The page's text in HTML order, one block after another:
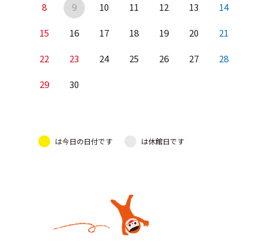
8 9 10 11 12 13 14
15 16 17 18 19 20 21
22 23 24 25 26 27 28
29 30
は今日の日付です は休館日です